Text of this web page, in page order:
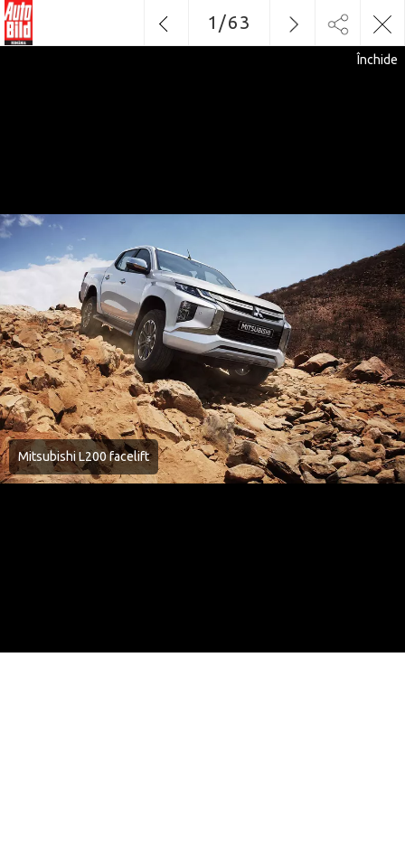
Mitsubishi L200 facelift
Închide
1 /63